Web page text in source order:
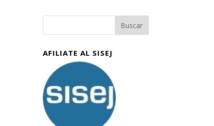
AFILIATE AL SISEJ